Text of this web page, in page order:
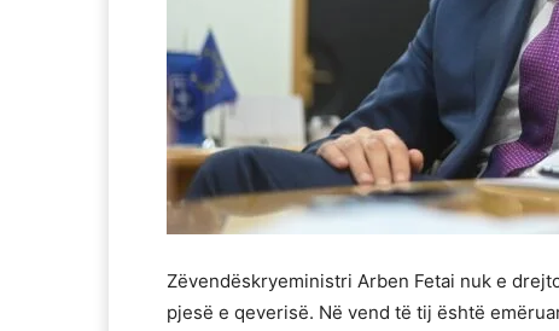
Zëvendëskryeministri Arben Fetai nuk e
pjesë e qeverisë. Në vend të tij është